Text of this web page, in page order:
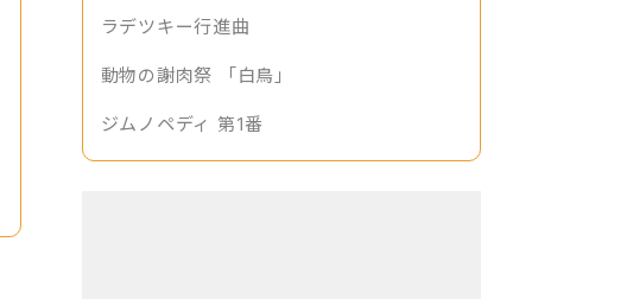
ラデツキー行進曲
動物の謝肉祭 「白鳥」
ジムノペディ 第1番